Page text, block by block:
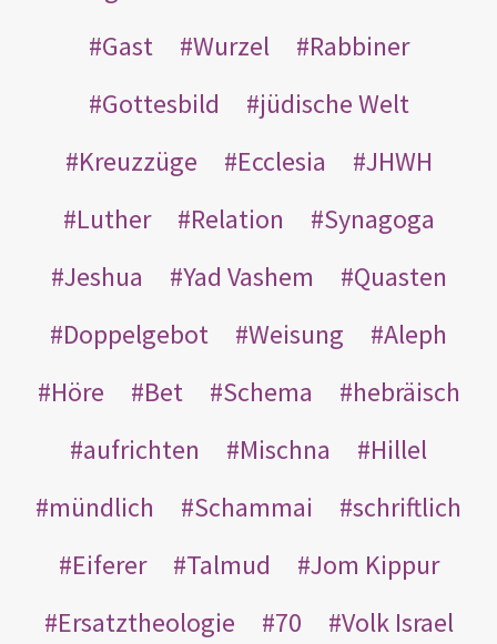
Gast
Wurzel
Rabbiner
Gottesbild
jüdische Welt
Kreuzzüge
Ecclesia
JHWH
Luther
Relation
Synagoga
Jeshua
Yad Vashem
Quasten
Doppelgebot
Weisung
Aleph
Höre
Bet Schema
hebräisch
aufrichten
Mischna
Hillel
mündlich
Schammai
schriftlich
Eiferer
Talmud
Jom Kippur
Ersatztheologie
70 Volk Israel